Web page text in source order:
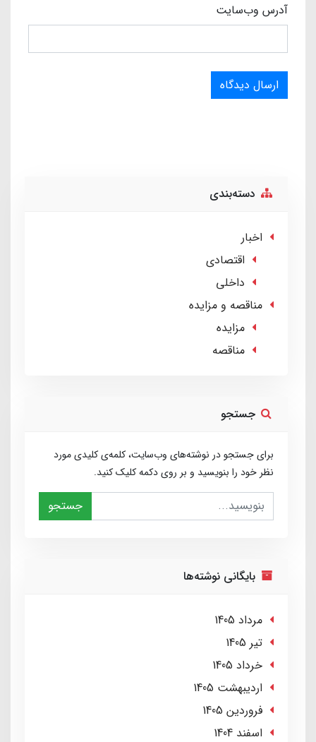
آدرس وب‌سایت
ارسال دیدگاه
دسته‌بندی
اخبار
اقتصادی
داخلی
مناقصه و مزایده
مزایده
مناقصه
جستجو
برای جستجو در نوشته‌های وب‌سایت، کلمه‌ی کلیدی مورد
نظر خود را بنویسید و بر روی دکمه کلیک کنید.
جستجو
بایگانی نوشته‌ها
مرداد 1405
تير 1405
خرداد 1405
ارديبهشت 1405
فروردین 1405
اسفند 1404